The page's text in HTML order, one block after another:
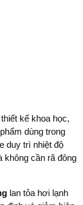
kế khoa học,
dùng trong
duy trì nhiệt độ
không cần rã đông
lan tỏa hơi lạnh